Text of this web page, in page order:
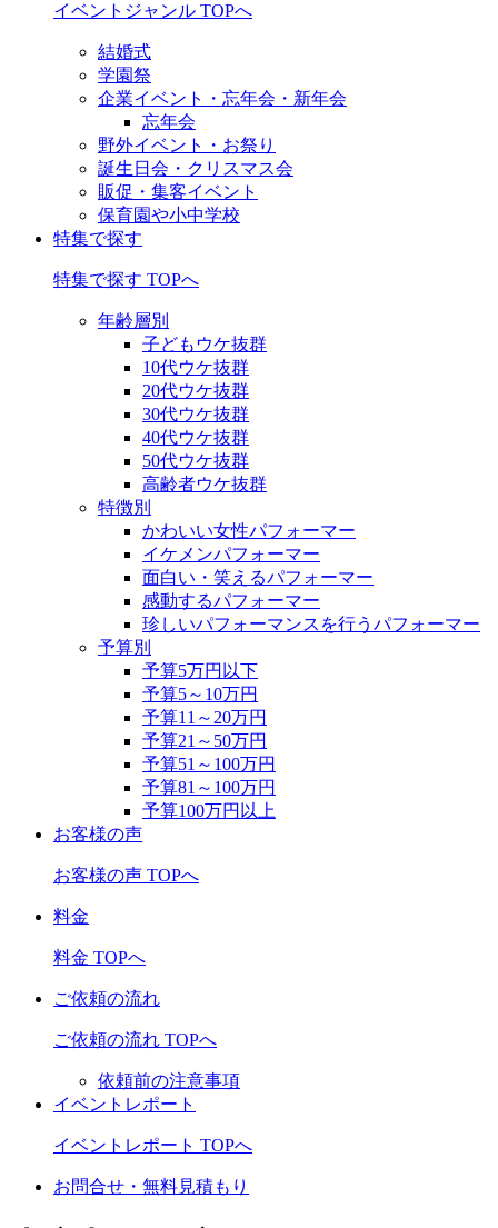
イベントジャンル TOPへ
結婚式
学園祭
企業イベント・忘年会・新年会
忘年会
野外イベント・お祭り
誕生日会・クリスマス会
販促・集客イベント
保育園や小中学校
特集で探す
特集で探す TOPへ
年齢層別
子どもウケ抜群
10代ウケ抜群
20代ウケ抜群
30代ウケ抜群
40代ウケ抜群
50代ウケ抜群
高齢者ウケ抜群
特徴別
かわいい女性パフォーマー
イケメンパフォーマー
面白い・笑えるパフォーマー
感動するパフォーマー
珍しいパフォーマンスを行うパフォーマー
予算別
予算5万円以下
予算5～10万円
予算11～20万円
予算21～50万円
予算51～100万円
予算81～100万円
予算100万円以上
お客様の声
お客様の声 TOPへ
料金
料金 TOPへ
ご依頼の流れ
ご依頼の流れ TOPへ
依頼前の注意事項
イベントレポート
イベントレポート TOPへ
お問合せ・無料見積もり